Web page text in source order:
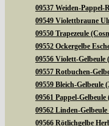
09537 Weiden-
09549 Violettbraune
09550 Trapezeule
09552 Ockergelbe
09556 Violett-
09557 Rotbuchen-
09559 Bleich-Gelbeule
09561 Pappel-
09562 Linden-
09566 Rötlichgelbe